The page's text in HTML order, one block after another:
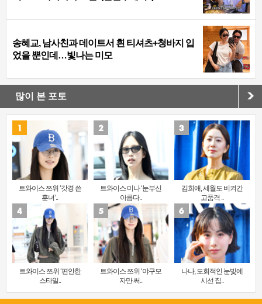
송혜교, 남사친과 데이트서 흰 티셔츠+청바지 입
었을 뿐인데…빛나는 미모
많이 본 포토
트와이스 쯔위 ‘갓경 쓴
훈녀’..
트와이스 미나 ‘눈부신
아름다..
김희애, 세월도 비켜간
고품격 ..
트와이스 쯔위 ‘편안한
스타일..
트와이스 쯔위 ‘야구모
자만 써..
나나, 도회적인 눈빛에
시선 집..